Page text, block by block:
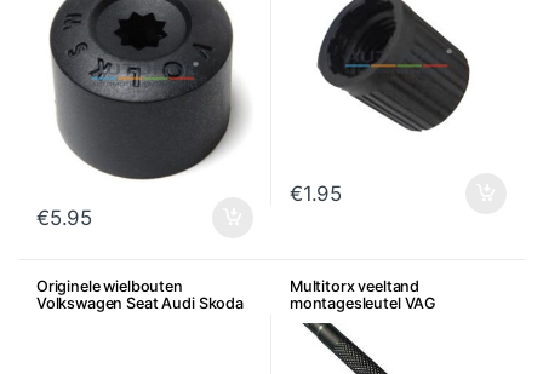
€5.95
€1.95
Originele wielbouten
Volkswagen Seat Audi Skoda
Multitorx veeltand
montagesleutel VAG
achterklepslot